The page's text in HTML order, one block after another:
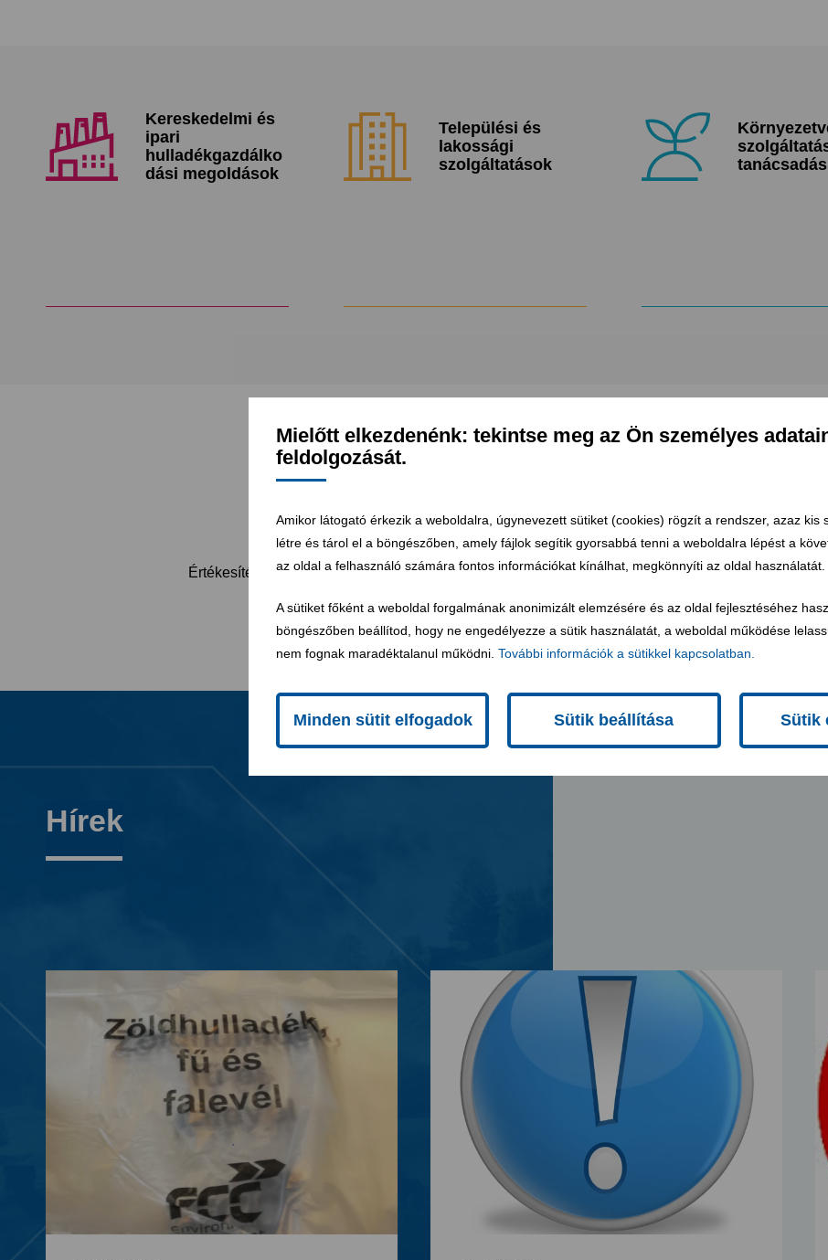
Mielőtt elkezdenénk: tekintse meg az Ön személyes
feldolgozását.
Amikor látogató érkezik a weboldalra, úgynevezett sütiket (cookies) rögzít a rendszer, azaz kis
létre és tárol el a böngészőben, amely fájlok segítik gyorsabbá tenni a weboldalra lépést a
az oldal a felhasználó számára fontos információkat kínálhat, megkönnyíti az oldal használatát.
A sütiket főként a weboldal forgalmának anonimizált elemzésére és az oldal fejlesztéséhez
böngészőben beállítod, hogy ne engedélyezze a sütik használatát, a weboldal működése
nem fognak maradéktalanul működni. További információk a sütikkel kapcsolatban.
Minden sütit elfogadok Sütik beállítása Sütik
Kereskedelmi és
ipari
hulladékgazdálko
dási megoldások
Települési és
lakossági
szolgáltatások
tanácsadás
Értékesítési csapatunk elérhetőségei
Hírek